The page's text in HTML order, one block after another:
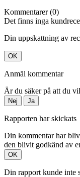
Kommentarer (0)
Det finns inga
Din uppskattning av
OK
Anmäl kommentar
Är du säker på att du
Nej Ja
Rapporten har skickats
Din kommentar har
den blivit godkänd av
OK
Din rapport kunde inte